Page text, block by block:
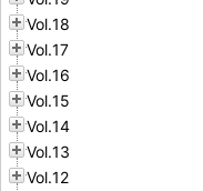
Vol.18
Vol.17
Vol.16
Vol.15
Vol.14
Vol.13
Vol.12